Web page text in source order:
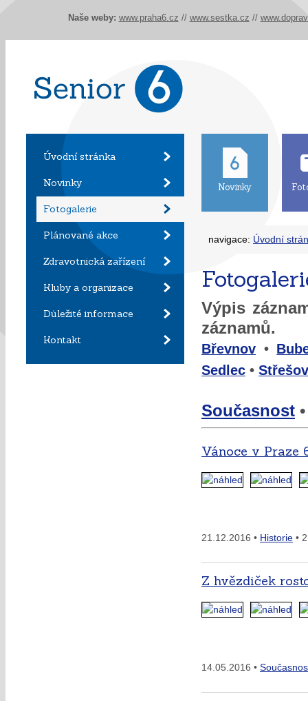
Úvodní stránka
Novinky
Fotogalerie
Plánované akce
Zdravotnická zařízení
Kluby a organizace
Důležité informace
Kontakt
Novinky
navigace: Úvodní
Výpis
záznamů.
Břevnov •
Sedlec •
Současnost
Vánoce v Praze
21.12.2016 • Historie •
Z hvězdiček
14.05.2016 •
Naše weby: www.praha6.cz // www.sestka.cz //